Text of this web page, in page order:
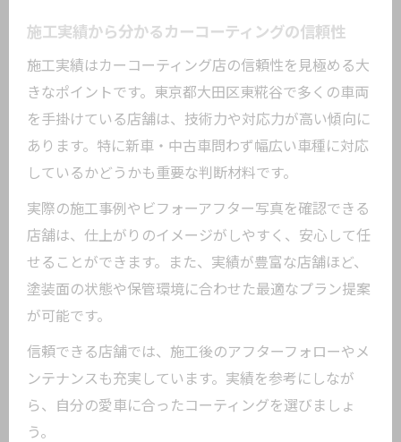
施工実績から分かるカーコーティングの信頼性
施工実績はカーコーティング店の信頼性を見極める大
きなポイントです。東京都大田区東糀谷で多くの車両
を手掛けている店舗は、技術力や対応力が高い傾向に
あります。特に新車・中古車問わず幅広い車種に対応
しているかどうかも重要な判断材料です。
実際の施工事例やビフォーアフター写真を確認できる
店舗は、仕上がりのイメージがしやすく、安心して任
せることができます。また、実績が豊富な店舗ほど、
塗装面の状態や保管環境に合わせた最適なプラン提案
が可能です。
信頼できる店舗では、施工後のアフターフォローやメ
ンテナンスも充実しています。実績を参考にしなが
ら、自分の愛車に合ったコーティングを選びましょ
う。